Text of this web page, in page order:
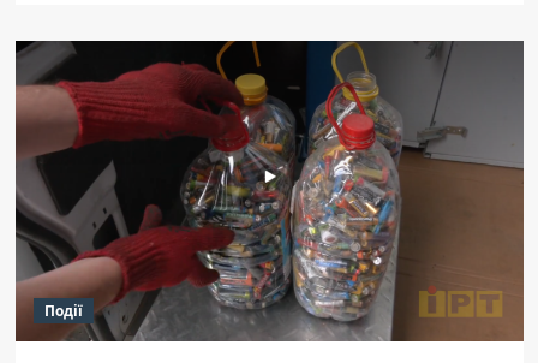
серпня
Свята,
Традиції
та
Факти
Події